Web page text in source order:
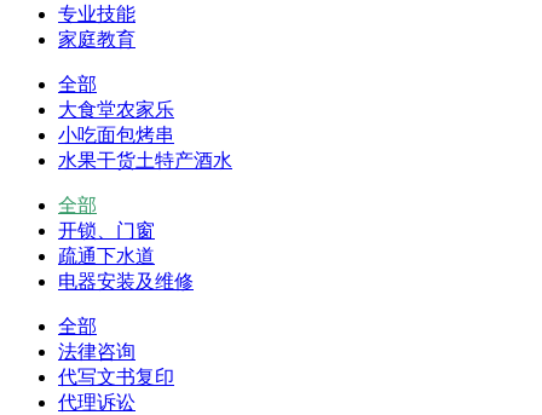
专业技能
家庭教育
全部
大食堂农家乐
小吃面包烤串
水果干货土特产酒水
全部
开锁、门窗
疏通下水道
电器安装及维修
全部
法律咨询
代写文书复印
代理诉讼